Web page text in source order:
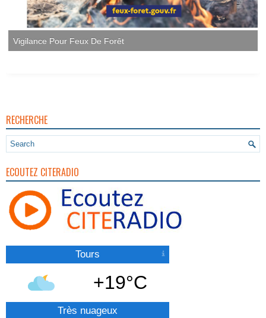
Vigilance Pour Feux De Forêt
RECHERCHE
ECOUTEZ CITERADIO
Tours
+19°C
Très nuageux